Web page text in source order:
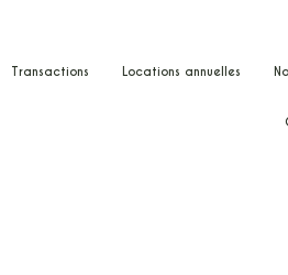
transactions locations annuelles